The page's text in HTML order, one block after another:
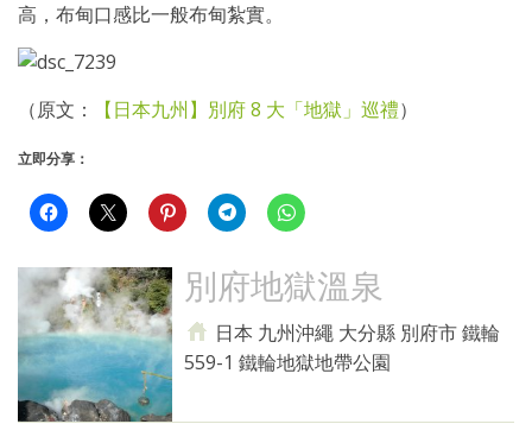
高，布甸口感比一般布甸紮實。
（原文： 【日本九州】別府 8 大「地獄」巡禮）
立即分享：
別府地獄溫泉
日本 九州沖繩 大分縣 別府市 鐵輪
559-1 鐵輪地獄地帶公園